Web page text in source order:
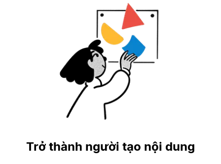
Trở thành người tạo nội dung